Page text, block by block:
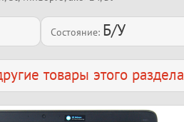
Состояние: Б/У
товары этого раздела